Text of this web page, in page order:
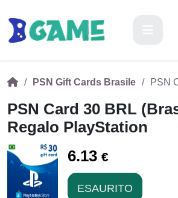
PSN Gift Cards Brasile PSN
PSN Card 30 BRL
Regalo PlayStation
6.13 €
ESAURITO